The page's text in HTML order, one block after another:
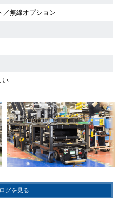
／無線オプション
い
グを見る